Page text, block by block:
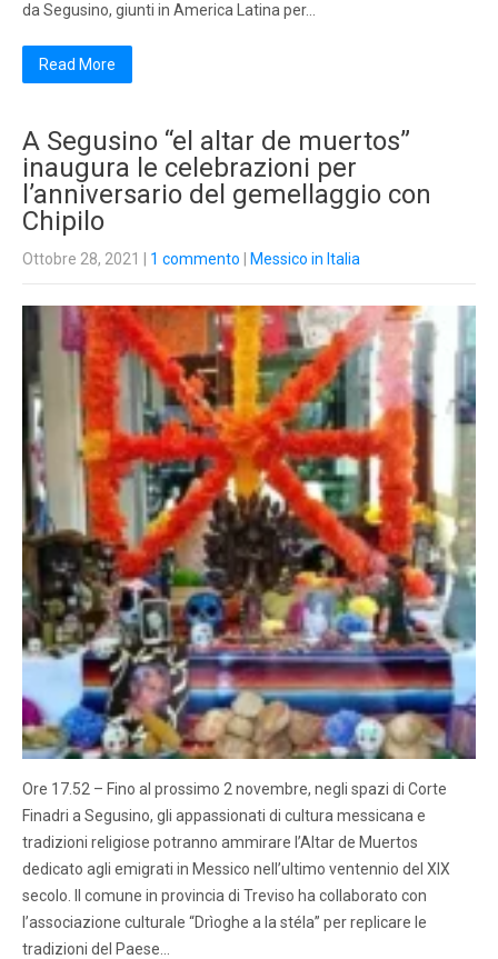
da Segusino, giunti in America Latina per…
Read More
A Segusino “el altar de muertos”
inaugura le celebrazioni per
l’anniversario del gemellaggio con
Chipilo
Ottobre 28, 2021 1 commento Messico in Italia
Ore 17.52 – Fino al prossimo 2 novembre, negli spazi di Corte
Finadri a Segusino, gli appassionati di cultura messicana e
tradizioni religiose potranno ammirare l’Altar de Muertos
dedicato agli emigrati in Messico nell’ultimo ventennio del XIX
secolo. Il comune in provincia di Treviso ha collaborato con
l’associazione culturale “Drìoghe a la stéla” per replicare le
tradizioni del Paese…